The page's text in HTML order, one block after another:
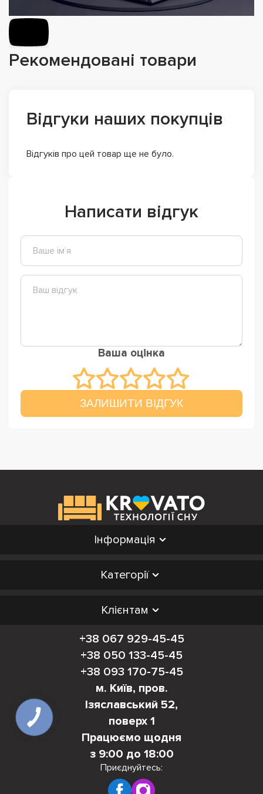
Рекомендовані товари
Відгуки наших покупців
Відгуків про цей товар ще не було.
Написати відгук
Ваша оцінка
ЗАЛИШИТИ ВІДГУК
Інформація
Категорії
Клієнтам
+38 067 929-45-45
+38 050 133-45-45
+38 093 170-75-45
м. Київ, пров.
Ізяславський 52,
поверх 1
Працюємо щодня
з 9:00 до 18:00
Приєднуйтесь: